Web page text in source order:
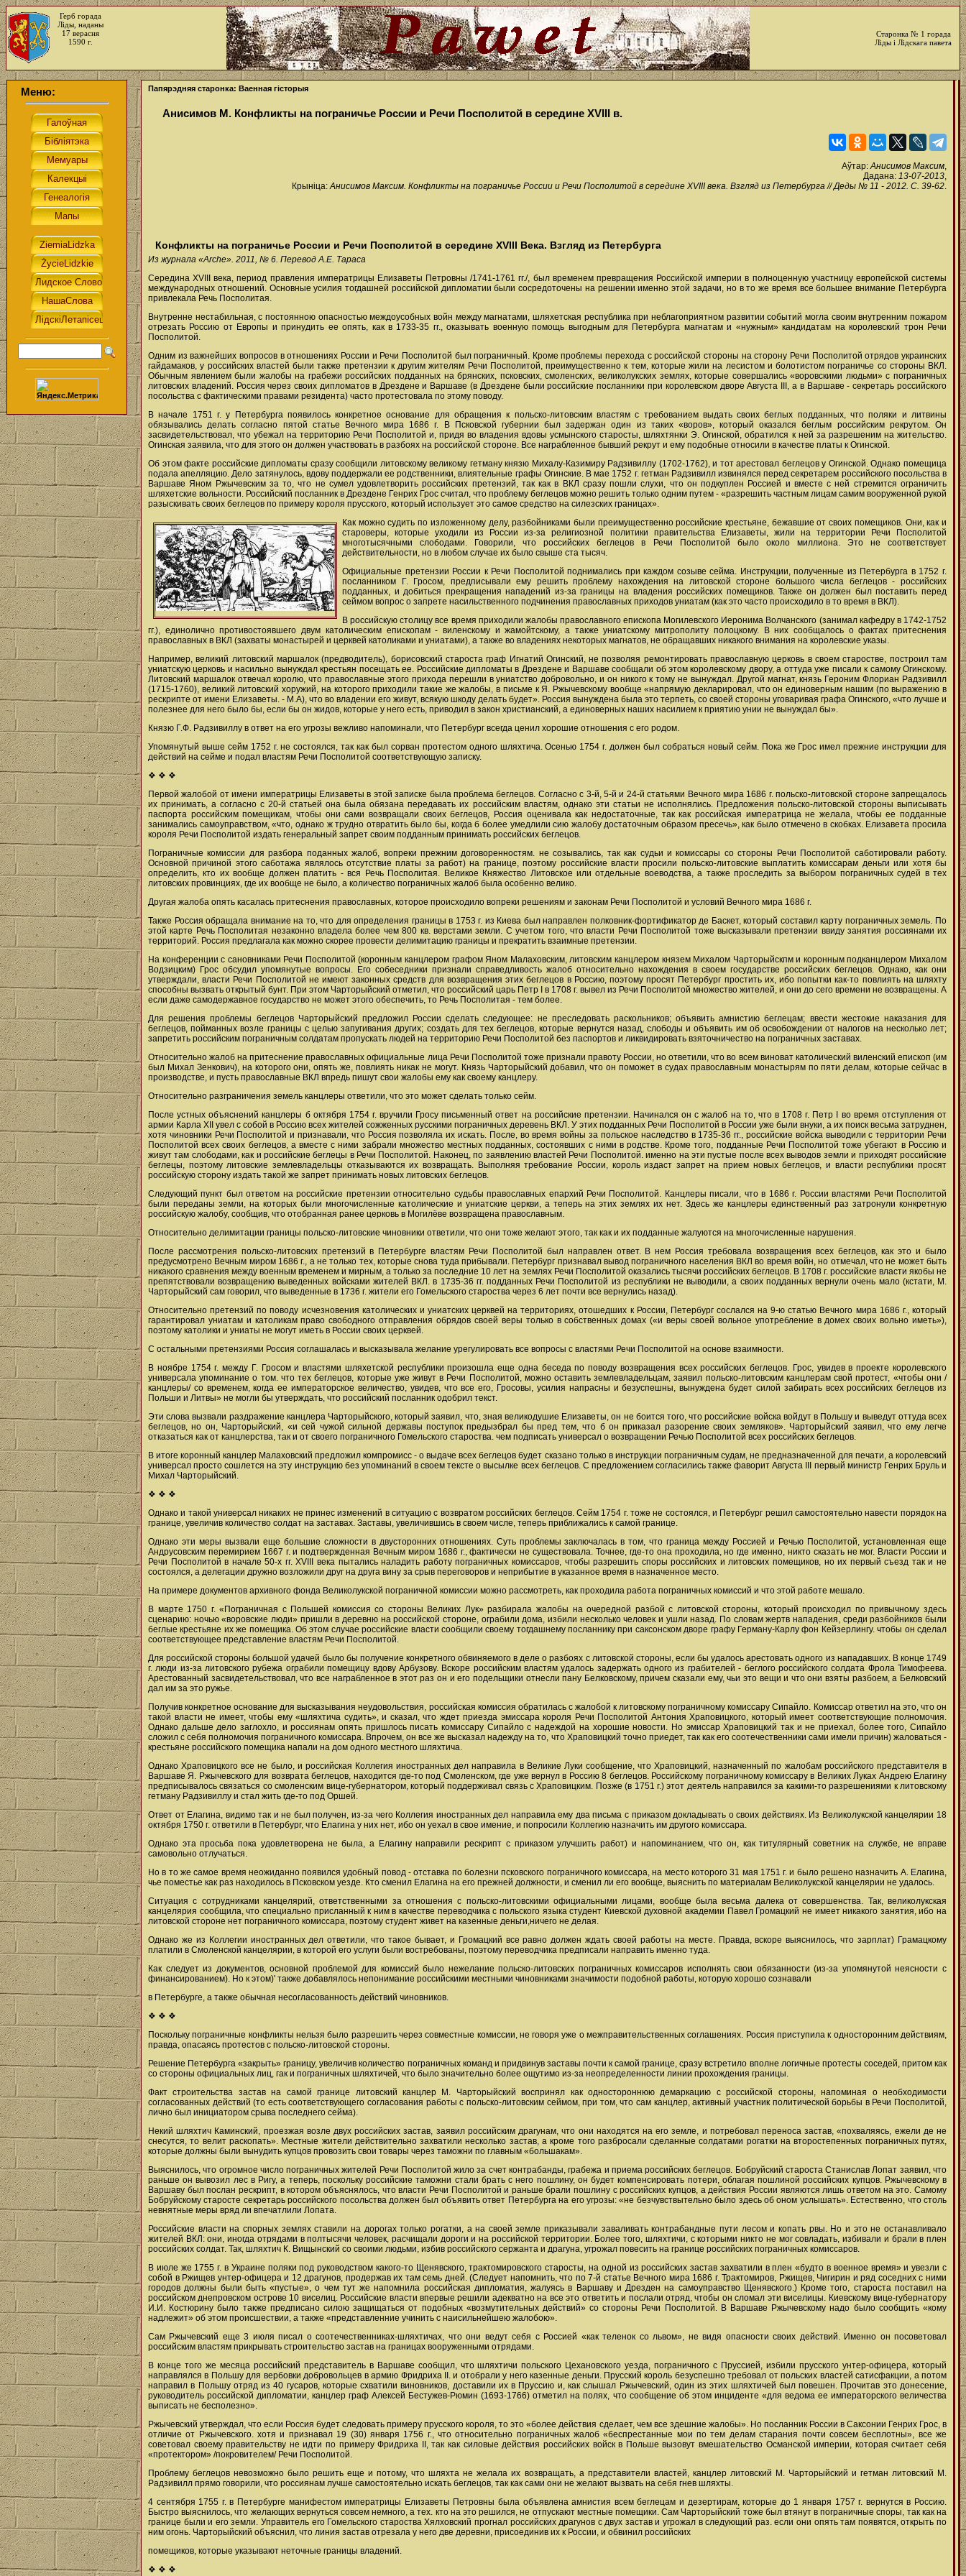
Герб горада
Ліды, наданы
17 верасня
1590 г.
Старонка № 1 горада
Ліды і Лідскага павета
Меню: Папярэдняя старонка: Ваенная гісторыя
Анисимов М. Конфликты на пограничье России и Речи Посполитой в середине XVIII в.
Аўтар:Анисимов Максим,
Дадана: 13-07-2013,
Крыніца:Анисимов Максим. Конфликты на пограничье России и Речи Посполитой в середине XVIII века. Взгляд из Петербурга // Деды № 11 - 2012. C. 39-62.
Конфликты на пограничье России и Речи Посполитой в середине XVIII Века. Взгляд из Петербурга
Из журнала «Arche». 2011, № 6. Перевод А.Е. Тараса
Середина XVIII века, период правления императрицы Елизаветы Петровны /1741-1761 гг./, был временем превращения Российской империи в полноценную участницу европейской системы
международных отношений. Основные усилия тогдашней российской дипломатии были сосредоточены на решении именно этой задачи, но в то же время все большее внимание Петербурга
привлекала Речь Посполитая.
Внутренне нестабильная, с постоянною опасностью междоусобных войн между магнатами, шляхетская республика при неблагоприятном развитии событий могла своим внутренним пожаром
отрезать Россию от Европы и принудить ее опять, как в 1733-35 гг., оказывать военную помощь выгодным для Петербурга магнатам и «нужным» кандидатам на королевский трон Речи
Посполитой.
Одним из важнейших вопросов в отношениях России и Речи Посполитой был пограничный. Кроме проблемы перехода с российской стороны на сторону Речи Посполитой отрядов украинских
гайдамаков, у российских властей были также претензии к другим жителям Речи Посполитой, преимущественно к тем, которые жили на лесистом и болотистом пограничье со стороны ВКЛ.
Обычным явлением были жалобы на грабежи российских подданных на брянских, псковских, смоленских, великолукских землях, которые совершались «воровскими людьми» с пограничных
литовских владений. Россия через своих дипломатов в Дрездене и Варшаве (в Дрездене были российские посланники при королевском дворе Августа III, а в Варшаве - секретарь российского
посольства с фактическими правами резидента) часто протестовала по этому поводу.
В начале 1751 г. у Петербурга появилось конкретное основание для обращения к польско-литовским властям с требованием выдать своих беглых подданных, что поляки и литвины
обязывались делать согласно пятой статье Вечного мира 1686 г. В Псковской губернии был задержан один из таких «воров», который оказался беглым российским рекрутом. Он
засвидетельствовал, что убежал на территорию Речи Посполитой и, придя во владения вдовы усмынского старосты, шляхтянки Э. Огинской, обратился к ней за разрешеним на жительство.
Огинская заявила, что для этого он должен участвовать в разбоях на российской стороне. Все награбленное бывший рекрут и ему подобные относили в качестве платы к Огинской.
Об этом факте российские дипломаты сразу сообщили литовскому великому гетману князю Михалу-Казимиру Радзивиллу (1702-1762), и тот арестовал беглецов у Огинской. Однако помещица
подала апелляцию. Дело затянулось, вдову поддержали ее родственники, влиятельные графы Огинские. В мае 1752 г. гетман Радзивилл извинялся перед секретарем российского посольства в
Варшаве Яном Ржычевским за то, что не сумел удовлетворить российских претензий, так как в ВКЛ сразу пошли слухи, что он подкуплен Россией и вместе с ней стремится ограничить
шляхетские вольности. Российский посланник в Дрездене Генрих Грос считал, что проблему беглецов можно решить только одним путем - «разрешить частным лицам самим вооруженной рукой
разыскивать своих беглецов по примеру короля прусского, который использует это самое средство на силезских границах».
Как можно судить по изложенному делу, разбойниками были преимущественно российские крестьяне, бежавшие от своих помещиков. Они, как и
староверы, которые уходили из России из-за религиозной политики правительства Елизаветы, жили на территории Речи Посполитой
многотысячными слободами. Говорили, что российских беглецов в Речи Посполитой было около миллиона. Это не соответствует
действительности, но в любом случае их было свыше ста тысяч.
Официальные претензии России к Речи Посполитой поднимались при каждом созыве сейма. Инструкции, полученные из Петербурга в 1752 г.
посланником Г. Гросом, предписывали ему решить проблему нахождения на литовской стороне большого числа беглецов - российских
подданных, и добиться прекращения нападений из-за границы на владения российских помещиков. Также он должен был поставить перед
сеймом вопрос о запрете насильственного подчинения православных приходов униатам (как это часто происходило в то время в ВКЛ).
В российскую столицу все время приходили жалобы православного епископа Могилевского Иеронима Волчанского (занимал кафедру в 1742-1752
гг.), единолично противостоявшего двум католическим епископам - виленскому и жамойтскому, а также униатскому митрополиту полоцкому. В них сообщалось о фактах притеснения
православных в ВКЛ (захваты монастырей и церквей католиками и униатами), а также во владениях некоторых магнатов, не обращавших никакого внимания на королевские указы.
Например, великий литовский маршалок (предводитель), борисовский староста граф Игнатий Огинский, не позволяя ремонтировать православную церковь в своем старостве, построил там
униатскую церковь и насильно вынуждал крестьян посещать ее. Российские дипломаты в Дрездене и Варшаве сообщали об этом королевскому двору, а оттуда уже писали к самому Огинскому.
Литовский маршалок отвечал королю, что православные этого прихода перешли в униатство добровольно, и он никого к тому не вынуждал. Другой магнат, князь Героним Флориан Радзивилл
(1715-1760), великий литовский хоружий, на которого приходили такие же жалобы, в письме к Я. Ржычевскому вообще «напрямую декларировал, что он единоверным нашим (по выражению в
рескрипте от имени Елизаветы. - М.А), что во владении его живут, всякую шкоду делать будет». Россия вынуждена была это терпеть, со своей стороны уговаривая графа Огинского, «что лучше и
полезнее для него было бы, если бы он жидов, которые у него есть, приводил в закон христианский, а единоверных наших насилием к приятию унии не вынуждал бы».
Князю Г.Ф. Радзивиллу в ответ на его угрозы вежливо напоминали, что Петербург всегда ценил хорошие отношения с его родом.
Упомянутый выше сейм 1752 г. не состоялся, так как был сорван протестом одного шляхтича. Осенью 1754 г. должен был собраться новый сейм. Пока же Грос имел прежние инструкции для
действий на сейме и подал властям Речи Посполитой соответствующую записку.
❖ ❖ ❖
Первой жалобой от имени императрицы Елизаветы в этой записке была проблема беглецов. Согласно с 3-й, 5-й и 24-й статьями Вечного мира 1686 г. польско-литовской стороне запрещалось
их принимать, а согласно с 20-й статьей она была обязана передавать их российским властям, однако эти статьи не исполнялись. Предложения польско-литовской стороны выписывать
паспорта российским помещикам, чтобы они сами возвращали своих беглецов, Россия оценивала как недостаточные, так как российская императрица не желала, чтобы ее подданные
занимались самоуправством, «что, однако ж трудно отвратить было бы, когда б более умедлили сию жалобу достаточным образом пресечь», как было отмечено в скобках. Елизавета просила
короля Речи Посполитой издать генеральный запрет своим подданным принимать российских беглецов.
Пограничные комиссии для разбора поданных жалоб, вопреки прежним договоренностям. не созывались, так как судьи и комиссары со стороны Речи Посполитой саботировали работу.
Основной причиной этого саботажа являлось отсутствие платы за работ) на границе, поэтому российские власти просили польско-литовские выплатить комиссарам деньги или хотя бы
определить, кто их вообще должен платить - вся Речь Посполитая. Великое Княжество Литовское или отдельные воеводства, а также проследить за выбором пограничных судей в тех
литовских провинциях, где их вообще не было, а количество пограничных жалоб была особенно велико.
Другая жалоба опять касалась притеснения православных, которое происходило вопреки решениям и законам Речи Посполитой и условий Вечного мира 1686 г.
Также Россия обращала внимание на то, что для определения границы в 1753 г. из Киева был направлен полковник-фортификатор де Баскет, который составил карту пограничных земель. По
этой карте Речь Посполитая незаконно владела более чем 800 кв. верстами земли. С учетом того, что власти Речи Посполитой тоже высказывали претензии ввиду занятия россиянами их
территорий. Россия предлагала как можно скорее провести делимитацию границы и прекратить взаимные претензии.
На конференции с сановниками Речи Посполитой (коронным канцлером графом Яном Малаховским, литовским канцлером князем Михалом Чарторыйскпм и коронным подканцлером Михалом
Водзицким) Грос обсудил упомянутые вопросы. Его собеседники признали справедливость жалоб относительно нахождения в своем государстве российских беглецов. Однако, как они
утверждали, власти Речи Посполитой не имеют законных средств для возвращения этих беглецов в Россию, поэтому просят Петербург простить их, ибо попытки как-то повлиять на шляхту
способны вызвать открытый бунт. При этом Чарторыйский отметил, что российский царь Петр I в 1708 г. вывел из Речи Посполитой множество жителей, и они до сего времени не возвращены. А
если даже самодержавное государство не может этого обеспечить, то Речь Посполитая - тем более.
Для решения проблемы беглецов Чарторыйский предложил России сделать следующее: не преследовать раскольников; объявить амнистию беглецам; ввести жестокие наказания для
беглецов, пойманных возле границы с целью запугивания других; создать для тех беглецов, которые вернутся назад, слободы и объявить им об освобождении от налогов на несколько лет;
запретить российским пограничным солдатам пропускать людей на территорию Речи Посполитой без паспортов и ликвидировать взяточничество на пограничных заставах.
Относительно жалоб на притеснение православных официальные лица Речи Посполитой тоже признали правоту России, но ответили, что во всем виноват католический виленский епископ (им
был Михал Зенкович), на которого они, опять же, повлиять никак не могут. Князь Чарторыйский добавил, что он поможет в судах православным монастырям по пяти делам, которые сейчас в
производстве, и пусть православные ВКЛ впредь пишут свои жалобы ему как своему канцлеру.
Относительно разграничения земель канцлеры ответили, что это может сделать только сейм.
После устных объяснений канцлеры б октября 1754 г. вручили Гросу письменный ответ на российские претензии. Начинался он с жалоб на то, что в 1708 г. Петр I во время отступления от
армии Карла XII увел с собой в Россию всех жителей сожженных русскими пограничных деревень ВКЛ. У этих подданных Речи Посполитой в России уже были внуки, а их поиск весьма затруднен,
хотя чиновники Речи Посполитой и признавали, что Россия позволяла их искать. После, во время войны за польское наследство в 1735-36 гг., российские войска выводили с территории Речи
Посполитой всех своих беглецов, а вместе с ними забрали множество местных подданных, состоявших с ними в родстве. Кроме того, подданные Речи Посполитой тоже убегают в Россию и
живут там слободами, как и российские беглецы в Речи Посполитой. Наконец, по заявлению властей Речи Посполитой. именно на эти пустые после всех выводов земли и приходят российские
беглецы, поэтому литовские землевладельцы отказываются их возвращать. Выполняя требование России, король издаст запрет на прием новых беглецов, и власти республики просят
российскую сторону издать такой же запрет принимать новых литовских беглецов.
Следующий пункт был ответом на российские претензии относительно судьбы православных епархий Речи Посполитой. Канцлеры писали, что в 1686 г. России властями Речи Посполитой
были переданы земли, на которых были многочисленные католические и униатские церкви, а теперь на этих землях их нет. Здесь же канцлеры единственный раз затронули конкретную
российскую жалобу, сообщив, что отобранная ранее церковь в Могилёве возвращена православным.
Относительно делимитации границы польско-литовские чиновники ответили, что они тоже желают этого, так как и их подданные жалуются на многочисленные нарушения.
После рассмотрения польско-литовских претензий в Петербурге властям Речи Посполитой был направлен ответ. В нем Россия требовала возвращения всех беглецов, как это и было
предусмотрено Вечным миром 1686 г., а не только тех, которые снова туда прибывали. Петербург признавал вывод пограничного населения ВКЛ во время войн, но отмечал, что не может быть
никакого сравнения между военным временем и мирным, а только за последние 10 лет на землях Речи Посполитой оказались тысячи российских беглецов. В 1708 г. российские власти якобы не
препятствовали возвращению выведенных войсками жителей ВКЛ. в 1735-36 гг. подданных Речи Посполитой из республики не выводили, а своих подданных вернули очень мало (кстати, М.
Чарторыйский сам говорил, что выведенные в 1736 г. жители его Гомельского староства через 6 лет почти все вернулись назад).
Относительно претензий по поводу исчезновения католических и униатских церквей на территориях, отошедших к России, Петербург сослался на 9-ю статью Вечного мира 1686 г., который
гарантировал униатам и католикам право свободного отправления обрядов своей веры только в собственных домах («и веры своей вольное употребление в домех своих вольно иметь»),
поэтому католики и униаты не могут иметь в России своих церквей.
С остальными претензиями Россия соглашалась и высказывала желание урегулировать все вопросы с властями Речи Посполитой на основе взаимности.
В ноябре 1754 г. между Г. Гросом и властями шляхетской республики произошла еще одна беседа по поводу возвращения всех российских беглецов. Грос, увидев в проекте королевского
универсала упоминание о том. что тех беглецов, которые уже живут в Речи Посполитой, можно оставить землевладельцам, заявил польско-литовским канцлерам свой протест, «чтобы они /
канцлеры/ со временем, когда ее императорское величество, увидев, что все его, Гросовы, усилия напрасны и безуспешны, вынуждена будет силой забирать всех российских беглецов из
Польши и Литвы» не могли бы утверждать, что российский посланник одобрил текст.
Эти слова вызвали раздражение канцлера Чарторыйского, который заявил, что, зная великодушие Елизаветы, он не боится того, что российские войска войдут в Польшу и выведут оттуда всех
беглецов, но он, Чарторыйский, «и сей чужой сильной державы поступок предызбрал бы пред тем, что б он приказал разорение своих земляков». Чарторыйский заявил, что ему легче
отказаться как от канцлерства, так и от своего пограничного Гомельского староства. чем подписать универсал о возвращении Речью Посполитой всех российских беглецов.
В итоге коронный канцлер Малаховский предложил компромисс - о выдаче всех беглецов будет сказано только в инструкции пограничным судам, не предназначенной для печати, а королевский
универсал просто сошлется на эту инструкцию без упоминаний в своем тексте о высылке всех беглецов. С предложением согласились также фаворит Августа III первый министр Генрих Бруль и
Михал Чарторыйский.
❖ ❖ ❖
Однако и такой универсал никаких не принес изменений в ситуацию с возвратом российских беглецов. Сейм 1754 г. тоже не состоялся, и Петербург решил самостоятельно навести порядок на
границе, увеличив количество солдат на заставах. Заставы, увеличившись в своем числе, теперь приближались к самой границе.
Однако эти меры вызвали еще большие сложности в двусторонних отношениях. Суть проблемы заключалась в том, что граница между Россией и Речью Посполитой, установленная еще
Андрусовским перемирием 1667 г. и подтвержденная Вечным миром 1686 г., фактически не существовала. Точнее, где-то она проходила, но где именно, никто сказать не мог. Власти России и
Речи Посполитой в начале 50-х гг. XVIII века пытались наладить работу пограничных комиссаров, чтобы разрешить споры российских и литовских помещиков, но их первый съезд так и не
состоялся, а делегации дружно возложили друг на друга вину за срыв переговоров и неприбытие в указанное время в назначенное место.
На примере документов архивного фонда Великолукской пограничной комиссии можно рассмотреть, как проходила работа пограничных комиссий и что этой работе мешало.
В марте 1750 г. «Пограничная с Польшей комиссия со стороны Великих Лук» разбирала жалобы на очередной разбой с литовской стороны, который происходил по привычному здесь
сценарию: ночью «воровские люди» пришли в деревню на российской стороне, ограбили дома, избили несколько человек и ушли назад. По словам жертв нападения, среди разбойников были
беглые крестьяне их же помещика. Об этом случае российские власти сообщили своему тогдашнему посланнику при саксонском дворе графу Герману-Карлу фон Кейзерлингу. чтобы он сделал
соответствующее представление властям Речи Посполитой.
Для российской стороны большой удачей было бы получение конкретного обвиняемого в деле о разбоях с литовской стороны, если бы удалось арестовать одного из нападавших. В конце 1749
г. люди из-за литовского рубежа ограбили помещицу вдову Арбузову. Вскоре российским властям удалось задержать одного из грабителей - беглого российского солдата Фрола Тимофеева.
Арестованный засвидетельствовал, что все награбленное в этот раз он и его подельщики отнесли пану Белковскому, причем сказали ему, чьи это вещи и что они взяты разбоем, а Белковский
дал им за это ружье.
Получив конкретное основание для высказывания неудовольствия, российская комиссия обратилась с жалобой к литовскому пограничному комиссару Сипайло. Комиссар ответил на это, что он
такой власти не имеет, чтобы ему «шляхтича судить», и сказал, что ждет приезда эмиссара короля Речи Посполитой Антония Храповицкого, который имеет соответствующие полномочия.
Однако дальше дело заглохло, и россиянам опять пришлось писать комиссару Сипайло с надеждой на хорошие новости. Но эмиссар Храповицкий так и не приехал, более того, Сипайло
сложил с себя полномочия пограничного комиссара. Впрочем, он все же высказал надежду на то, что Храповицкий точно приедет, так как его соотечественники сами имели причин) жаловаться -
крестьяне российского помещика напали на дом одного местного шляхтича.
Однако Храповицкого все не было, и российская Коллегия иностранных дел направила в Великие Луки сообщение, что Храповицкий, назначенный по жалобам российского представителя в
Варшаве Я. Ржычевского для возврата беглецов, находится где-то под Смоленском, где уже вернул в Россию 8 беглецов. Российскому пограничному комиссару в Великих Луках Андрею Елагину
предписывалось связаться со смоленским вице-губернатором, который поддерживал связь с Храповицким. Позже (в 1751 г.) этот деятель направился за какими-то разрешениями к литовскому
гетману Радзивиллу и стал жить где-то под Оршей.
Ответ от Елагина, видимо так и не был получен, из-за чего Коллегия иностранных дел направила ему два письма с приказом докладывать о своих действиях. Из Великолукской канцелярии 18
октября 1750 г. ответили в Петербург, что Елагина у них нет, ибо он уехал в свое имение, и попросили Коллегию назначить им другого комиссара.
Однако эта просьба пока удовлетворена не была, а Елагину направили рескрипт с приказом улучшить работ) и напоминанием, что он, как титулярный советник на службе, не вправе
самовольно отлучаться.
Но в то же самое время неожиданно появился удобный повод - отставка по болезни псковского пограничного комиссара, на место которого 31 мая 1751 г. и было решено назначить А. Елагина,
чье поместье как раз находилось в Псковском уезде. Кто сменил Елагина на его прежней должности, и сменил ли его вообще, выяснить по материалам Великолукской канцелярии не удалось.
Ситуация с сотрудниками канцелярий, ответственными за отношения с польско-литовскими официальными лицами, вообще была весьма далека от совершенства. Так, великолукская
канцелярия сообщила, что специально присланный к ним в качестве переводчика с польского языка студент Киевской духовной академии Павел Громацкий не имеет никакого занятия, ибо на
литовской стороне нет пограничного комиссара, поэтому студент живет на казенные деньги,ничего не делая.
Однако же из Коллегии иностранных дел ответили, что такое бывает, и Громацкий все равно должен ждать своей работы на месте. Правда, вскоре выяснилось, что зарплат) Грамацкому
платили в Смоленской канцелярии, в которой его услуги были востребованы, поэтому переводчика предписали направить именно туда.
Как следует из документов, основной проблемой для комиссий было нежелание польско-литовских пограничных комиссаров исполнять свои обязанности (из-за упомянутой неясности с
финансированием). Но к этом)' также добавлялось непонимание российскими местными чиновниками значимости подобной работы, которую хорошо сознавали
в Петербурге, а также обычная несогласованность действий чиновников.
❖ ❖ ❖
Поскольку пограничные конфликты нельзя было разрешить через совместные комиссии, не говоря уже о межправительственных соглашениях. Россия приступила к односторонним действиям,
правда, опасаясь протестов с польско-литовской стороны.
Решение Петербурга «закрыть» границу, увеличив количество пограничных команд и придвинув заставы почти к самой границе, сразу встретило вполне логичные протесты соседей, притом как
со стороны официальных лиц, гак и пограничных шляхтичей, что было значительно более ощутимо из-за неопределенности линии прохождения границы.
Факт строительства застав на самой границе литовский канцлер М. Чарторыйский воспринял как одностороннюю демаркацию с российской стороны, напоминая о необходимости
согласованных действий (то есть соответствующего согласования работы с польско-литовским сеймом, при том, что сам канцлер, активный участник политической борьбы в Речи Посполитой,
лично был инициатором срыва последнего сейма).
Некий шляхтич Каминский, проезжая возле двух российских застав, заявил российским драгунам, что они находятся на его земле, и потребовал переноса застав, «похваляясь, ежели де не
снесутся, то велит раскопать». Местные жители действительно захватили несколько застав, а кроме того разбросали сделанные солдатами рогатки на второстепенных пограничных путях,
которые должны были вынудить купцов провозить свои товары через таможни по главным «большакам».
Выяснилось, что огромное число пограничных жителей Речи Посполитой жило за счет контрабанды, грабежа и приема российских беглецов. Бобруйский староста Станислав Лопат заявил, что
раньше он вывозил лес в Ригу, а теперь, поскольку российские таможни стали брать с него пошлину, он будет компенсировать потери, облагая пошлиной российских купцов. Ржычевскому в
Варшаву был послан рескрипт, в котором объяснялось, что власти Речи Посполитой и раньше брали пошлину с российских купцов, а действия России являются лишь ответом на это. Самому
Бобруйскому старосте секретарь российского посольства должен был объявить ответ Петербурга на его угрозы: «не безчувствытельно было здесь об оном услышать». Естественно, что столь
невнятные меры вряд ли впечатлили Лопата.
Российские власти на спорных землях ставили на дорогах только рогатки, а на своей земле приказывали заваливать контрабандные пути лесом и копать рвы. Но и это не останавливало
жителей ВКЛ: они, иногда отрядами в полтысячи человек, расчищали дороги и на российской территории. Более того, шляхтичи, с которыми никто не мог совладать, избивали и брали в плен
российских солдат. Так, шляхтич К. Вищынский со своими людьми, избив российского сержанта и драгуна, угрожал повесить на границе российских пограничных комиссаров.
В июле же 1755 г. в Украине поляки под руководством какого-то Щенявского, трактомировского старосты, на одной из российских застав захватили в плен «будто в военное время» и увезли с
собой в Ржищев унтер-офицера и 12 драгунов, продержав их там семь дней. (Следует напомнить, что по 7-й статье Вечного мира 1686 г. Трактомиров, Ржищев, Чигирин и ряд соседних с ними
городов должны были быть «пустые», о чем тут же напомнила российская дипломатия, жалуясь в Варшаву и Дрезден на самоуправство Щенявского.) Кроме того, староста поставил на
российском днепровском острове 10 виселиц. Российские власти впервые решили адекватно на все это ответить и послали отряд, чтобы он сломал эти виселицы. Киевскому вице-губернатору
И.И. Костюрину было также предписано силою защищаться от подобных «возмутительных действий» со стороны Речи Посполитой. В Варшаве Ржычевскому надо было сообщить «кому
надлежит» об этом происшествии, а также «представленние учинить с наисильнейшею жалобою».
Сам Ржычевский еще 3 июля писал о соотечественниках-шляхтичах, что они ведут себя с Россией «как теленок со львом», не видя опасности своих действий. Именно он посоветовал
российским властям прикрывать строительство застав на границах вооруженными отрядами.
В конце того же месяца российский представитель в Варшаве сообщил, что шляхтичи польского Цехановского уезда, пограничного с Пруссией, избили прусского унтер-офицера, который
направлялся в Польшу для вербовки добровольцев в армию Фридриха II. и отобрали у него казенные деньги. Прусский король безуспешно требовал от польских властей сатисфакции, а потом
направил в Польшу отряд из 40 гусаров, которые схватили виновников, доставили их в Пруссию и, как слышал Ржычевский, один из этих шляхтичей был повешен. Прочитав это донесение,
руководитель российской дипломатии, канцлер граф Алексей Бестужев-Рюмин (1693-1766) отметил на полях, что сообщение об этом инциденте «для ведома ее императорского величества
выписать не бесполезно».
Ржычевский утверждал, что если Россия будет следовать примеру прусского короля, то это «более действия сделает, чем все здешние жалобы». Но посланник России в Саксонии Генрих Грос, в
отличие от Ржычевского. хотя и признавал 19 (30) января 1756 г., что относительно пограничных жалоб «беспрестанные мои по тем делам старания почти совсем бесплотны», все же
советовал своему правительству не идти по примеру Фридриха II, так как силовые действия российских войск в Польше вызовут вмешательство Османской империи, которая считает себя
«протектором» /покровителем/ Речи Посполитой.
Проблему беглецов невозможно было решить еще и потому, что шляхта не желала их возвращать, а представители властей, канцлер литовский М. Чарторыйский и гетман литовский М.
Радзивилл прямо говорили, что россиянам лучше самостоятельно искать беглецов, так как сами они не желают вызвать на себя гнев шляхты.
4 сентября 1755 г. в Петербурге манифестом императрицы Елизаветы Петровны была объявлена амнистия всем беглецам и дезертирам, которые до 1 января 1757 г. вернутся в Россию.
Быстро выяснилось, что желающих вернуться совсем немного, а тех. кто на это решился, не отпускают местные помещики. Сам Чарторыйский тоже был втянут в пограничные споры, так как на
границе были и его земли. Управитель его Гомельского староства Хялховский прогнал российских драгунов с двух застав и угрожал в следующий раз. если они опять там появятся, открыть по
ним огонь. Чарторыйский объяснил, что линия застав отрезала у него две деревни, присоединив их к России, и обвинил российских
помещиков, которые указывают неточные границы владений.
❖ ❖ ❖